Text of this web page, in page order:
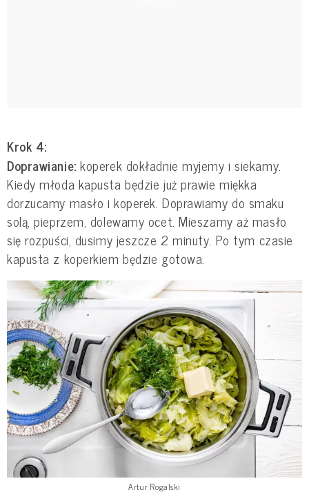
Krok 4:
Doprawianie: koperek dokładnie myjemy i siekamy.
Kiedy młoda kapusta będzie już prawie miękka
dorzucamy masło i koperek. Doprawiamy do smaku
solą, pieprzem, dolewamy ocet. Mieszamy aż masło
się rozpuści, dusimy jeszcze 2 minuty. Po tym czasie
kapusta z koperkiem będzie gotowa.
Artur Rogalski